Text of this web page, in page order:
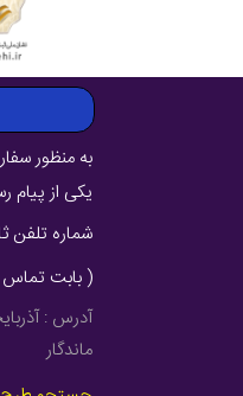
به منظور
یکی از پیام
شماره تلفن
( بابت
ماندگار